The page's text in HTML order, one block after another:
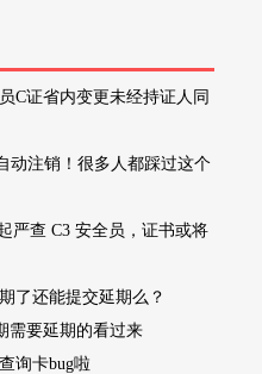
C证省内变更未经持证人同
动注销！很多人都踩过这个
严查 C3 安全员，证书或将
了还能提交延期么？
需要延期的看过来
询卡bug啦